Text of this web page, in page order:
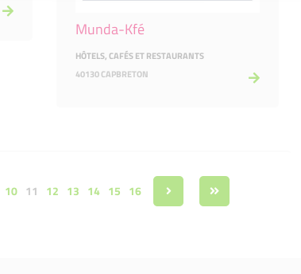
Munda-Kfé
HÔTELS, CAFÉS ET RESTAURANTS
40130 CAPBRETON
10 11 12 13 14 15 16